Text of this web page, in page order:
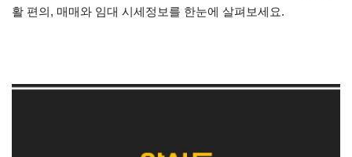
활 편의, 매매와 임대 시세정보를 한눈에 살펴보세요.